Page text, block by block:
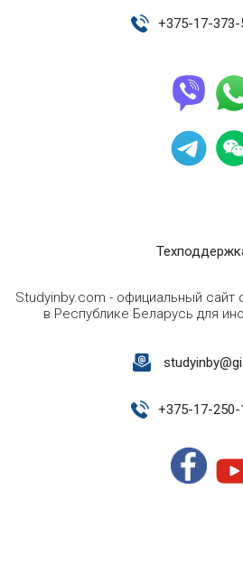
+375-17-373-
Studyinby.com - официальный
в Республике Беларусь для
+375-17-250-